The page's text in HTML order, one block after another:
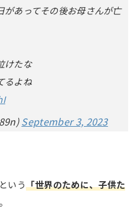
があってその後お母さんが亡
けたな
るよね
September 3, 2023
いう「世界のために、子供た